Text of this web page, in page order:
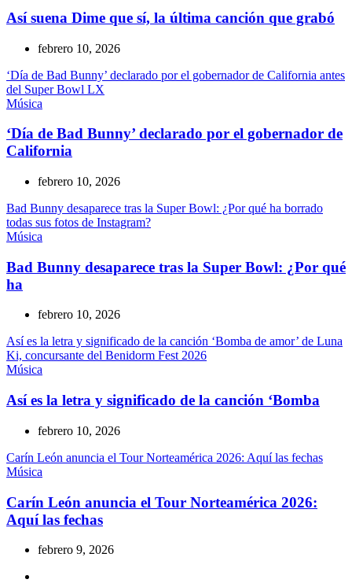
Así suena Dime que sí, la última canción que grabó
febrero 10, 2026
‘Día de Bad Bunny’ declarado por el gobernador de California antes
del Super Bowl LX
Música
‘Día de Bad Bunny’ declarado por el gobernador de
California
febrero 10, 2026
Bad Bunny desaparece tras la Super Bowl: ¿Por qué ha borrado
todas sus fotos de Instagram?
Música
Bad Bunny desaparece tras la Super Bowl: ¿Por qué
ha
febrero 10, 2026
Así es la letra y significado de la canción ‘Bomba de amor’ de Luna
Ki, concursante del Benidorm Fest 2026
Música
Así es la letra y significado de la canción ‘Bomba
febrero 10, 2026
Carín León anuncia el Tour Norteamérica 2026: Aquí las fechas
Música
Carín León anuncia el Tour Norteamérica 2026:
Aquí las fechas
febrero 9, 2026